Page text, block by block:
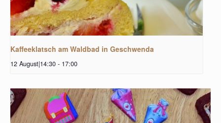
Kaffeeklatsch am Waldbad in Geschwenda
12 August|14:30 - 17:00